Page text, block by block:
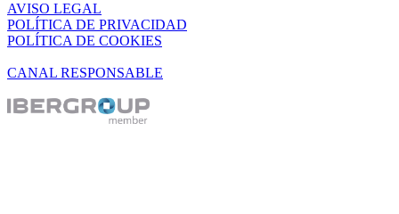
AVISO LEGAL
POLÍTICA DE PRIVACIDAD
POLÍTICA DE COOKIES
CANAL RESPONSABLE